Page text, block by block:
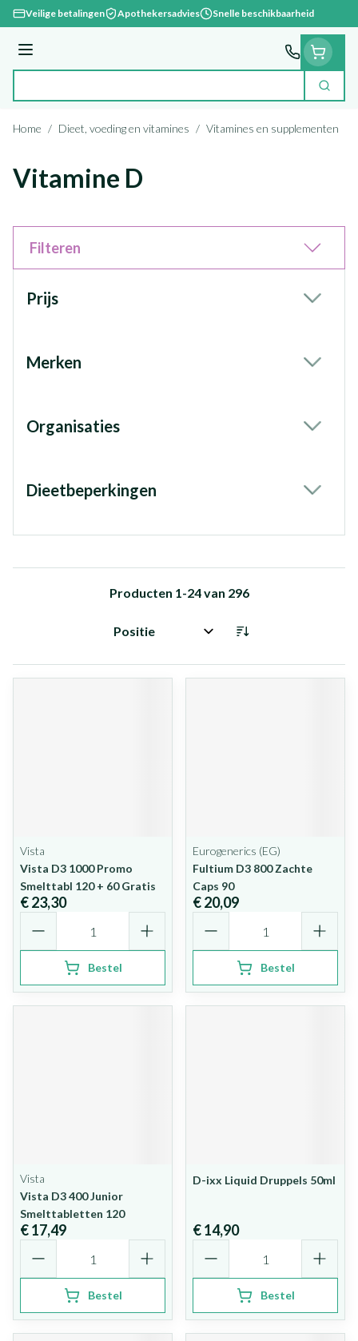
Ga naar de inhoud
Veilige betalingen Apothekersadvies Snelle beschikbaarheid
Menu
Zoek
Home / Dieet, voeding en vitamines / Vitamines en supplementen
Vitamine D
Filteren
Prijs
Merken
Organisaties
Dieetbeperkingen
Producten 1-24van 296
Sorteer op:
Vista
Vista D3 1000 Promo
Smelttabl 120 + 60 Gratis
€ 23,30
Bestel
Eurogenerics (EG)
Fultium D3 800 Zachte
Caps 90
€ 20,09
Bestel
Vista
Vista D3 400 Junior
Smelttabletten 120
€ 17,49
Bestel
D-ixx Liquid Druppels 50ml
€ 14,90
Bestel